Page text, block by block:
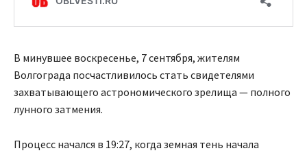
В минувшее воскресенье, 7 сентября, жителям
Волгограда посчастливилось стать свидетелями
захватывающего астрономического зрелища — полного
лунного затмения.
Процесс начался в 19:27, когда земная тень начала